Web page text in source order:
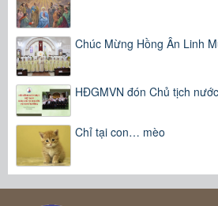
Chúc Mừng Hồng Ân Linh
HĐGMVN đón Chủ tịch
Chỉ tại con… mèo